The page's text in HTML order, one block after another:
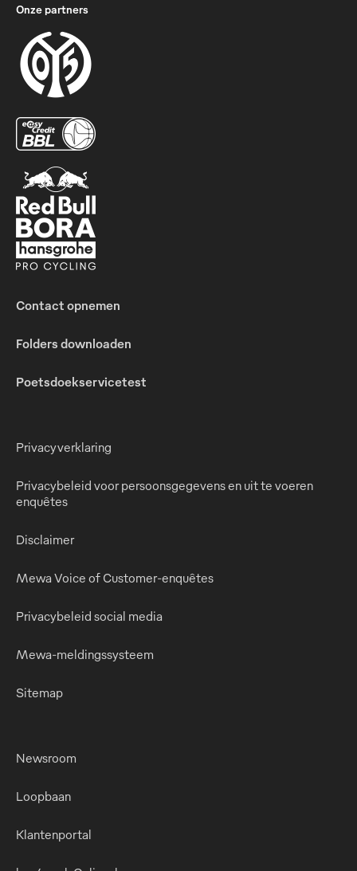
Verkrijgbaar in twee uitvoeringen
Voor handdoekrollen met een breedte van 21 cm
Comfortabel en milieuvriendelijk handen drogen
Onze partners
Contact opnemen
Folders downloaden
Poetsdoekservicetest
Privacyverklaring
Privacybeleid voor persoonsgegevens en uit te voeren
enquêtes
Disclaimer
Mewa Voice of Customer-enquêtes
Privacybeleid social media
Mewa-meldingssysteem
Sitemap
Newsroom
Loopbaan
Klantenportal